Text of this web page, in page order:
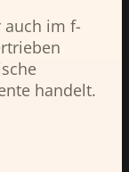
auch im f-
handelt.